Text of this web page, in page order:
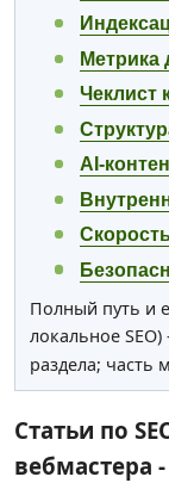
Метрика
Чеклист
AI-
Полный путь и
локальное
раздела; часть
Статьи по
вебмастера